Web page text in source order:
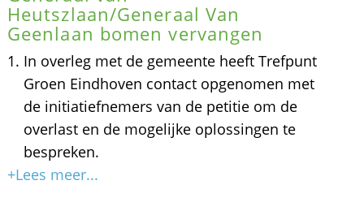
Heutszlaan/Generaal Van
Geenlaan bomen vervangen
In overleg met de gemeente heeft Trefpunt
Groen Eindhoven contact opgenomen met
de initiatiefnemers van de petitie om de
overlast en de mogelijke oplossingen te
bespreken.
+Lees meer...